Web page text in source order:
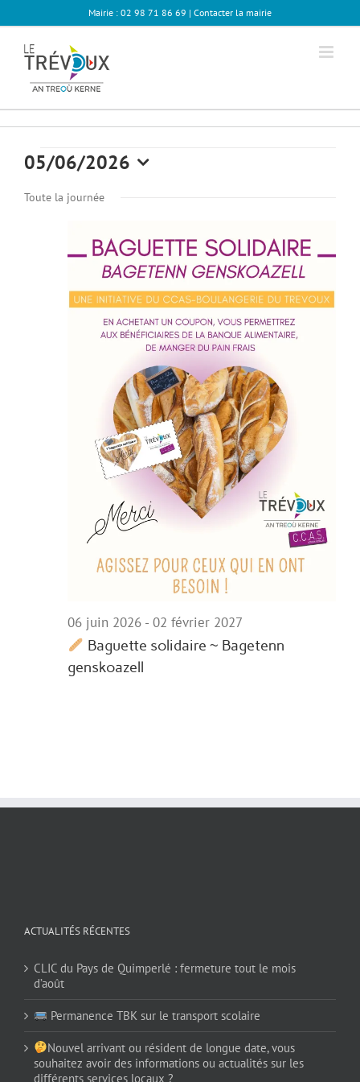
au
Mairie : 02 98 71 86 69 | Contacter la mairie
Évènements
for
2026
05/06/2026
une
Toute la journée
Baguette solidaire ~ Bagetenn
genskoazell
06 juin 2026 - 02 février 2027
ACTUALITÉS RÉCENTES
CLIC du Pays de Quimperlé : fermeture tout le mois
d’août
Permanence TBK sur le transport scolaire
Nouvel arrivant ou résident de longue date, vous
souhaitez avoir des informations ou actualités sur les
différents services locaux ?